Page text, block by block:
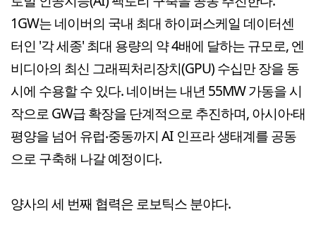
1GW는 네이버의 국내 최대 하이퍼스케일 데이터센
터인 '각 세종' 최대 용량의 약 4배에 달하는 규모로, 엔
비디아의 최신 그래픽처리장치(GPU) 수십만 장을 동
시에 수용할 수 있다. 네이버는 내년 55MW 가동을 시
작으로 GW급 확장을 단계적으로 추진하며, 아시아‧태
평양을 넘어 유럽‧중동까지 AI 인프라 생태계를 공동
으로 구축해 나갈 예정이다.
양사의 세 번째 협력은 로보틱스 분야다.